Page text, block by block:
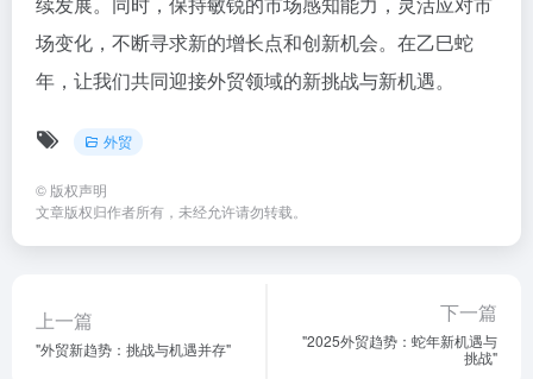
场变化，不断寻求新的增长点和创新机会。在乙巳蛇
年，让我们共同迎接外贸领域的新挑战与新机遇。
外贸
© 版权声明
文章版权归作者所有，未经允许请勿转载。
上一篇
"外贸新趋势：挑战与机遇并存"
下一篇
"2025外贸趋势：蛇年新机遇与
挑战"